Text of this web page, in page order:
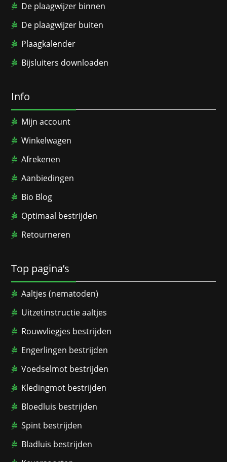
De plaagwijzer binnen
De plaagwijzer buiten
Plaagkalender
Bijsluiters downloaden
Info
Mijn account
Winkelwagen
Afrekenen
Aanbiedingen
Bio Blog
Optimaal bestrijden
Retourneren
Top pagina’s
Aaltjes (nematoden)
Uitzetinstructie aaltjes
Rouwvliegjes bestrijden
Engerlingen bestrijden
Voedselmot bestrijden
Kledingmot bestrijden
Bloedluis bestrijden
Spint bestrijden
Bladluis bestrijden